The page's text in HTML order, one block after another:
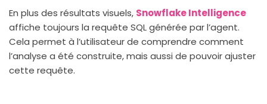
En plus des résultats visuels, Snowflake Intelligence
affiche toujours la requête SQL générée par l’agent.
Cela permet à l’utilisateur de comprendre comment
l’analyse a été construite, mais aussi de pouvoir ajuster
cette requête.